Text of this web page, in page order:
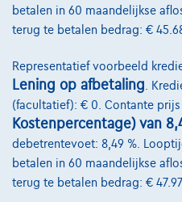
betalen in 60 maandelijkse
terug te betalen bedrag: €
Representatief voorbeeld
Lening op afbetaling .
(facultatief): € 0. Contante prijs
Kostenpercentage) van
debetrentevoet: 8,49 %.
betalen in 60 maandelijkse
terug te betalen bedrag: €
Wie zijn we
Onze dealers
Onze partners
Onze team
Contact